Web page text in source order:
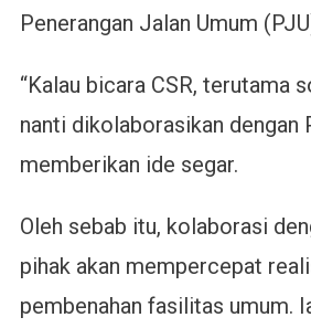
Penerangan Jalan Umum
“Kalau bicara CSR, terutama
nanti dikolaborasikan dengan
memberikan ide segar.
Oleh sebab itu, kolaborasi
pihak akan mempercepat
pembenahan fasilitas umum.